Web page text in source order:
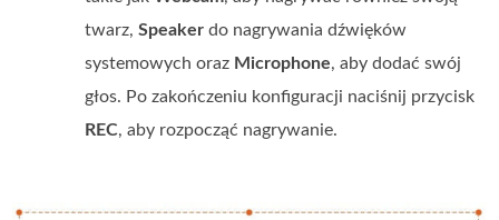
twarz,Speaker do nagrywania dźwięków
systemowych oraz Microphone, aby dodać swój
głos. Po zakończeniu konfiguracji naciśnij przycisk
REC, aby rozpocząć nagrywanie.